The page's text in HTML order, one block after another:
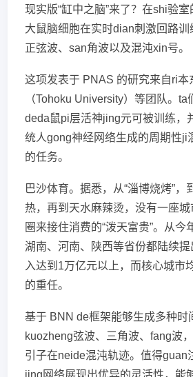
现实版“缸中之脑”来了？在shi验
大鼠脑细胞在实时dian刺激回路
正弦波、san角波以及混沌xin号。
这项发表于 PNAS 的研究来自ri本
（Tohoku University）等团队。
deda鼠pi层活神jing元可被训练，
统人gong神经网络生成的周期性ji
的任务。
巴沙体育。据悉，从“淄博烧烤”，
热，再到天水麻辣烫，没有一座
圈来接住消费的“泼天富贵”。从今
湖南、河南、陕西等省份都陆续
入达到1万亿元以上，而核心城市
的重任。
基于 BNN de框架能够生成多种时
kuozheng弦波、三角波、fang波
引子在neide混沌轨迹。值得guan
jing网络展现出优异的灵活性，能